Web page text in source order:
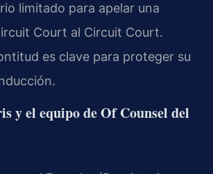
limitado para apelar una
Court al Circuit Court.
es clave para proteger su
y el equipo de Of Counsel del